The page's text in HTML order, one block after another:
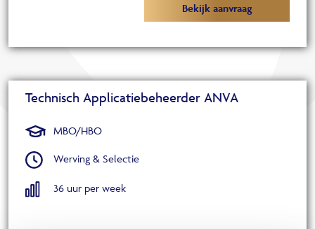
Bekijk aanvraag
Technisch Applicatiebeheerder ANVA
MBO/HBO
Werving & Selectie
36 uur per week